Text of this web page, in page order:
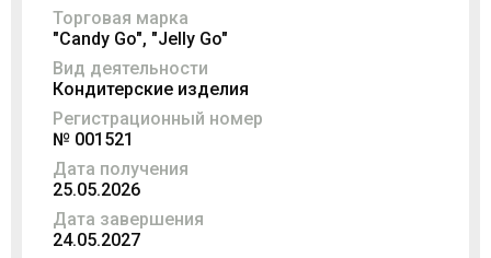
Торговая марка
"Candy Go", "Jelly Go"
Вид деятельности
Кондитерские изделия
Регистрационный номер
№ 001521
Дата получения
25.05.2026
Дата завершения
24.05.2027